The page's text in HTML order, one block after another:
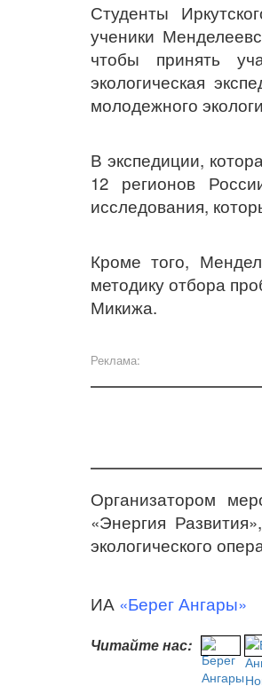
Студенты
ученики
чтобы принять
экологическая
молодежного
В экспедиции,
12 регионов
исследования,
Кроме того,
методику отбора
Микижа.
Реклама:
Организатором
«Энергия
экологического
ИА «Берег Ангары»
Читайте нас: